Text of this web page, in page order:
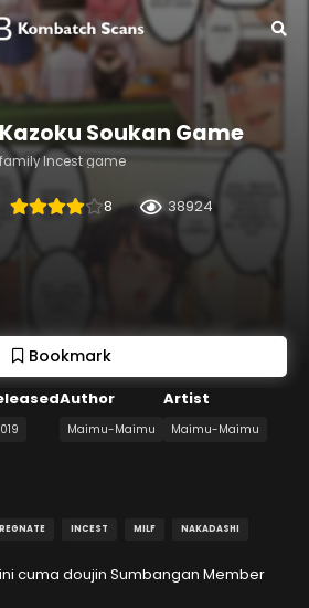
Kazoku Soukan Game
family Incest game
8 38924
Bookmark
Author
Maimu-Maimu
Artist
Maimu-Maimu
INCEST MILF NAKADASHI
cuma doujin Sumbangan Member